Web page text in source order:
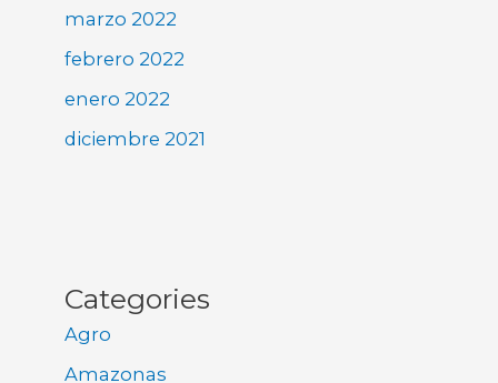
marzo 2022
febrero 2022
enero 2022
diciembre 2021
Categories
Agro
Amazonas